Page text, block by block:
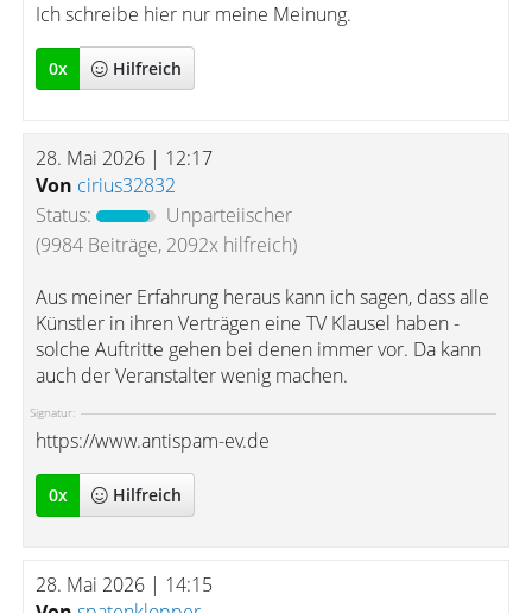
Ich schreibe hier nur meine Meinung.
0x Hilfreich
28. Mai 2026 | 12:17
Von cirius32832
Status:
Unparteiischer
(9984 Beiträge, 2092x hilfreich)
Aus meiner Erfahrung heraus kann ich sagen, dass alle
Künstler in ihren Verträgen eine TV Klausel haben -
solche Auftritte gehen bei denen immer vor. Da kann
auch der Veranstalter wenig machen.
Signatur:
https://www.antispam-ev.de
0x Hilfreich
28. Mai 2026 | 14:15